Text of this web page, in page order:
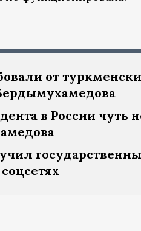
от
в России чуть